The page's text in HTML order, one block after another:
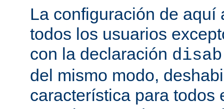
La configuración de aquí
todos los usuarios
con la declaración
del mismo modo,
característica para todos